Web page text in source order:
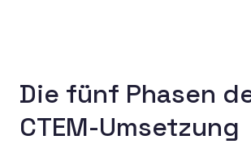
Die fünf Phasen
CTEM-Umsetzung